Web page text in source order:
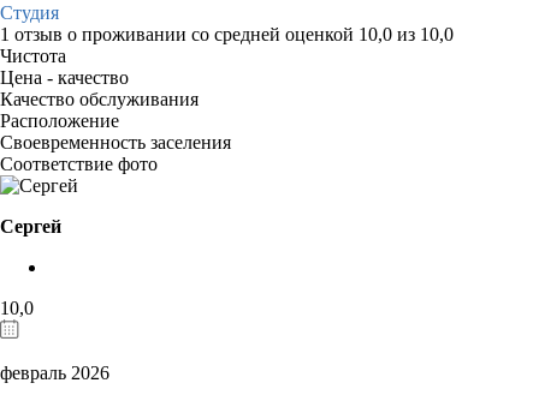
Студия
1 отзыв о проживании со средней оценкой 10,0 из 10,0
Чистота
Цена - качество
Качество обслуживания
Расположение
Своевременность заселения
Соответствие фото
Сергей
10,0
февраль 2026